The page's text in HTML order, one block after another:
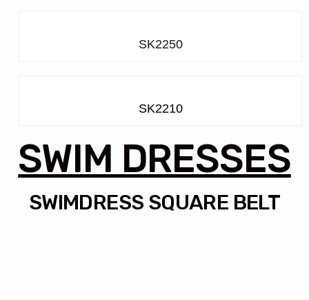
SK2250
SK2210
SWIM DRESSES
SWIMDRESS SQUARE BELT